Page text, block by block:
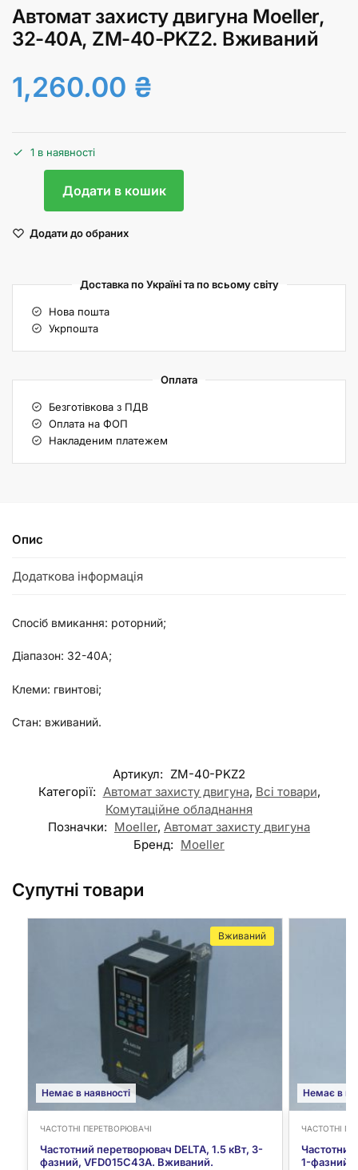
Автомат захисту двигуна Moeller,
32-40А, ZM-40-PKZ2. Вживаний
1,260.00 ₴
1 в наявності
Додати в кошик
Додати до обраних
Доставка по Україні та по всьому світу
Нова пошта
Укрпошта
Оплата
Безготівкова з ПДВ
Оплата на ФОП
Накладеним платежем
Опис
Додаткова інформація
Спосіб вмикання: роторний;
Діапазон: 32-40А;
Клеми: гвинтові;
Стан: вживаний.
Артикул: ZM-40-PKZ2
Категорії: Автомат захисту двигуна, Всі товари,
Комутаційне обладнання
Позначки: Moeller, Автомат захисту двигуна
Бренд: Moeller
Супутні товари
Немає в наявності
Вживаний
ЧАСТОТНІ ПЕРЕТВОРЮВАЧІ
Частотний перетворювач DELTA, 1.5 кВт, 3-
фазний, VFD015C43A. Вживаний.
Немає в
ЧАСТОТНІ
1-фазний,